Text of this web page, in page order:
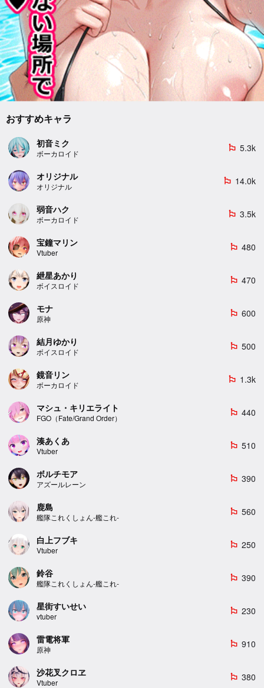
おすすめキャラ
初音ミク
ボーカロイド
emoji_flags 5.3k
オリジナル
オリジナル
emoji_flags 14.0k
弱音ハク
ボーカロイド
emoji_flags 3.5k
宝鐘マリン
Vtuber
emoji_flags 480
紲星あかり
ボイスロイド
emoji_flags 470
モナ
原神
emoji_flags 600
結月ゆかり
ボイスロイド
emoji_flags 500
鏡音リン
ボーカロイド
emoji_flags 1.3k
マシュ・キリエライト
FGO（Fate/Grand Order）
emoji_flags 440
湊あくあ
Vtuber
emoji_flags 510
ボルチモア
アズールレーン
emoji_flags 390
鹿島
艦隊これくしょん-艦これ-
emoji_flags 560
白上フブキ
Vtuber
emoji_flags 250
鈴谷
艦隊これくしょん-艦これ-
emoji_flags 390
星街すいせい
vtuber
emoji_flags 230
雷電将軍
原神
emoji_flags 910
沙花叉クロヱ
Vtuber
emoji_flags 380